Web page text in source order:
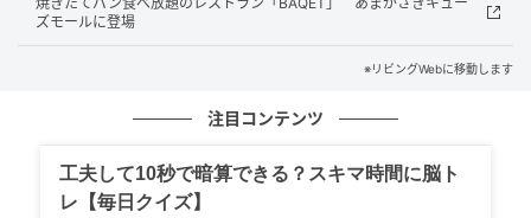
ズモールに登場
※リビングWebに移動します
注目コンテンツ
工夫して10秒で暗算できる？スキマ時間に脳ト
レ【毎日クイズ】